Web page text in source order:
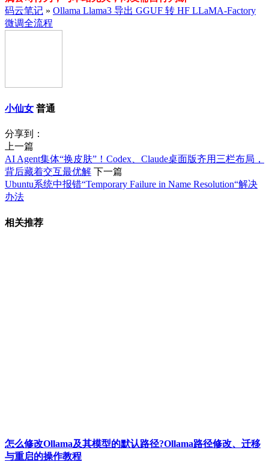
码云笔记 » Ollama Llama3 导出 GGUF 转 HF LLaMA‑Factory
微调全流程
小仙女 普通
分享到：
上一篇
AI Agent集体“换皮肤”！Codex、Claude桌面版齐用三栏布局，
背后藏着交互最优解 下一篇
Ubuntu系统中报错“Temporary Failure in Name Resolution“解决
办法
相关推荐
怎么修改Ollama及其模型的默认路径?Ollama路径修改、迁移
与重启的操作教程